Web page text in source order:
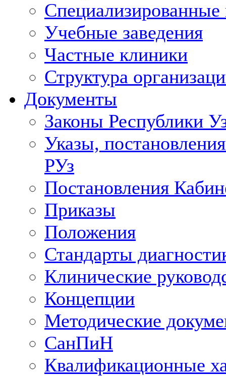
Учебные заведения
Частные клиники
Структура
Документы
Законы Республики
Указы,
РУз
Постановления
Приказы
Положения
Стандарты
Клинические
Концепции
Методические
СанПиН
Квалификационные